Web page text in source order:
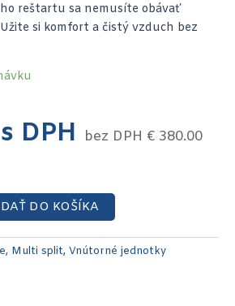
reštartu sa nemusíte obávať
si komfort a čistý vzduch bez
s DPH bez DPH € 380.00
DO KOŠÍKA
, Multi split, Vnútorné jednotky